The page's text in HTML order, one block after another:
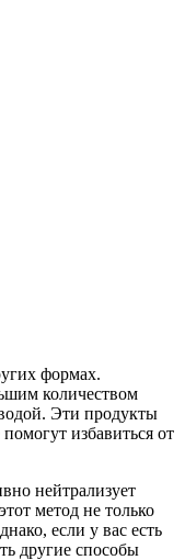
формах.
количеством
Эти продукты
избавиться от
нейтрализует
метод не только
если у вас есть
другие способы